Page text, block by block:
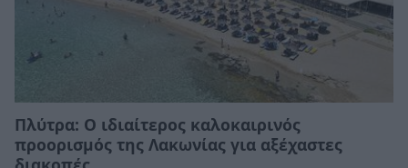
Πλύτρα: Ο ιδιαίτερος καλοκαιρινός
προορισμός της Λακωνίας για αξέχαστες